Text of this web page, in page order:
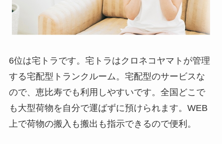
6位は宅トラです。宅トラはクロネコヤマトが管理
する宅配型トランクルーム。宅配型のサービスな
ので、恵比寿でも利用しやすいです。全国どこで
も大型荷物を自分で運ばずに預けられます。WEB
上で荷物の搬入も搬出も指示できるので便利。